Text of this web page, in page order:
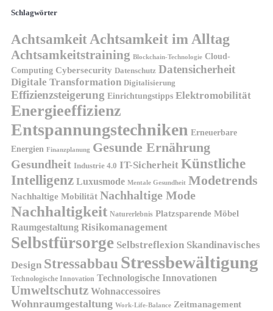
Schlagwörter
AchtsamkeitAchtsamkeit im Alltag
Achtsamkeitstraining Blockchain-Technologie Cloud-
Computing Cybersecurity Datenschutz Datensicherheit
Digitale Transformation Digitalisierung
Effizienzsteigerung Einrichtungstipps Elektromobilität
Energieeffizienz
Entspannungstechniken Erneuerbare
Energien Finanzplanung Gesunde Ernährung
Gesundheit Industrie 4.0 IT-Sicherheit Künstliche
Intelligenz Luxusmode Mentale Gesundheit Modetrends
Nachhaltige Mobilität Nachhaltige Mode
Nachhaltigkeit Naturerlebnis Platzsparende Möbel
Raumgestaltung Risikomanagement
Selbstfürsorge Selbstreflexion Skandinavisches
Design Stressabbau Stressbewältigung
Technologische Innovation Technologische Innovationen
Umweltschutz Wohnaccessoires
Wohnraumgestaltung Work-Life-Balance Zeitmanagement